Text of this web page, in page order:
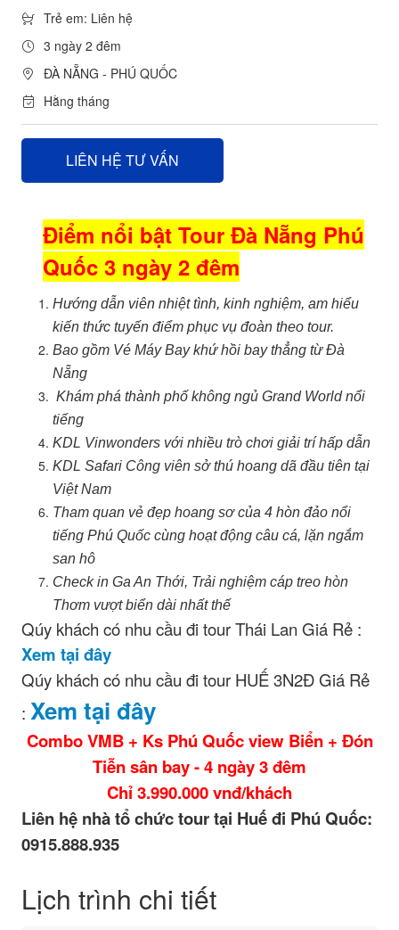
Trẻ em: Liên hệ
3 ngày 2 đêm
ĐÀ NẴNG - PHÚ QUỐC
Hằng tháng
LIÊN HỆ TƯ VẤN
Điểm nổi bật Tour Đà Nẵng Phú
Quốc 3 ngày 2 đêm
Hướng dẫn viên nhiệt tình, kinh nghiệm, am hiểu
kiến thức tuyến điểm phục vụ đoàn theo tour.
Bao gồm Vé Máy Bay khứ hồi bay thẳng từ Đà
Nẵng
Khám phá thành phố không ngủ Grand World nổi
tiếng
KDL Vinwonders với nhiều trò chơi giải trí hấp dẫn
KDL Safari Công viên sở thú hoang dã đầu tiên tại
Việt Nam
Tham quan vẻ đẹp hoang sơ của 4 hòn đảo nổi
tiếng Phú Quốc cùng hoạt động câu cá, lặn ngắm
san hô
Check in Ga An Thới, Trải nghiệm cáp treo hòn
Thơm vượt biển dài nhất thế
Qúy khách có nhu cầu đi tour Thái Lan Giá Rẻ :
Xem tại đây
Qúy khách có nhu cầu đi tour HUẾ 3N2Đ Giá Rẻ
: Xem tại đây
Combo VMB + Ks Phú Quốc view Biển + Đón
Tiễn sân bay - 4 ngày 3 đêm
Chỉ 3.990.000 vnđ/khách
Liên hệ nhà tổ chức tour tại Huế đi Phú Quốc:
0915.888.935
Lịch trình chi tiết